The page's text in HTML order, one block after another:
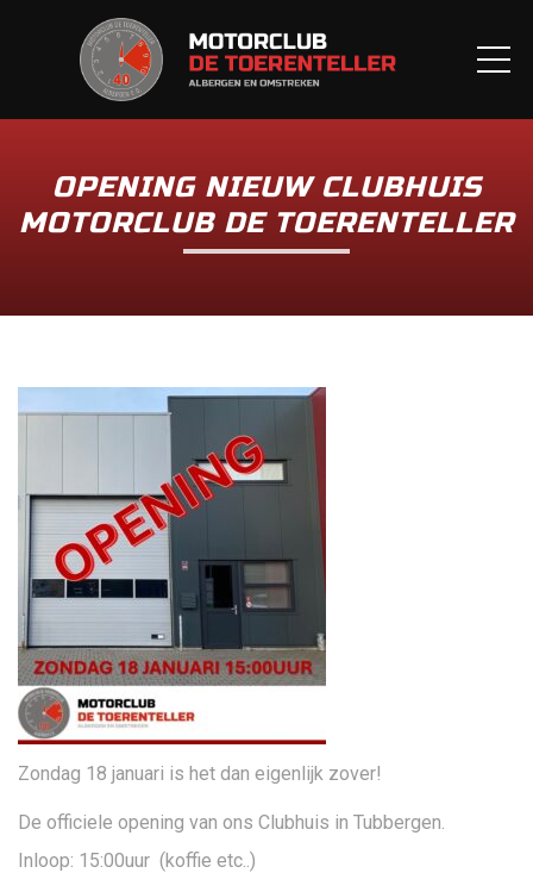
OPENING NIEUW CLUBHUIS
MOTORCLUB DE TOERENTELLER
Zondag 18 januari is het dan eigenlijk zover!
De officiele opening van ons Clubhuis in Tubbergen.
Inloop: 15:00uur (koffie etc..)